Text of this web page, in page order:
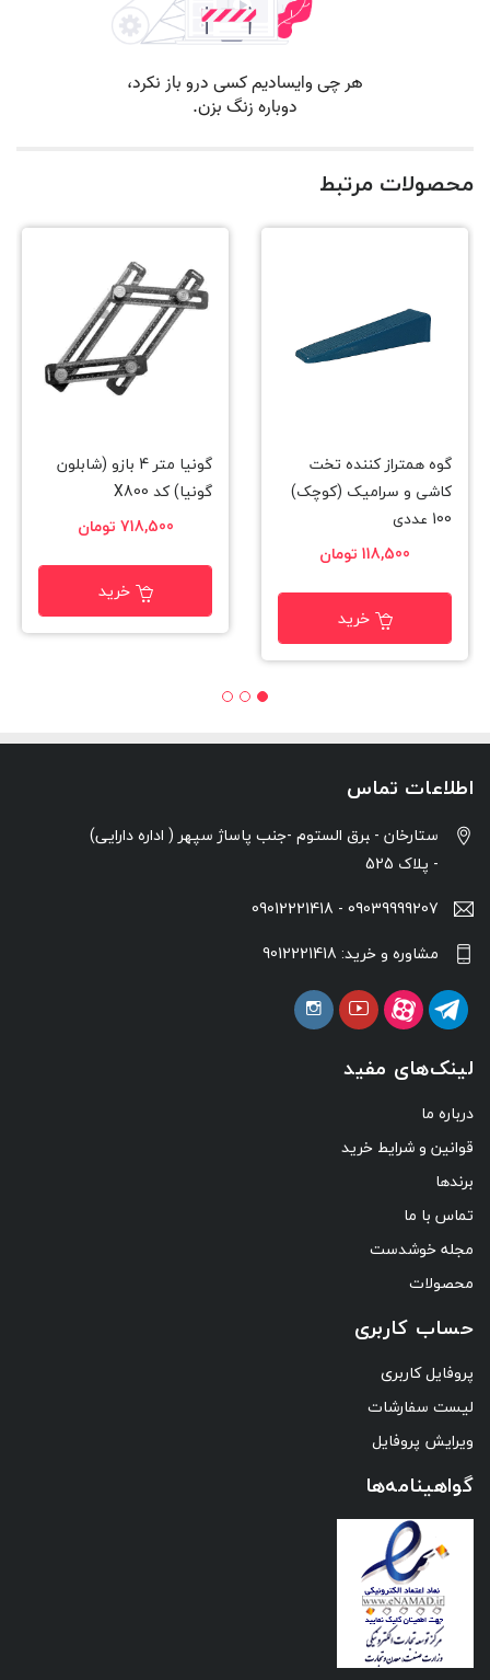
محصولات مرتبط
گوه همتراز کننده تخت
کاشی و سرامیک (کوچک)
100 عددی
118,500 تومان
خرید
گونیا متر 4 بازو (شابلون
گونیا) کد X800
718,500 تومان
خرید
اطلاعات تماس
ستارخان - ‍برق الستوم -جنب پاساژ سپهر ( اداره دارایی)
- پلاک 525
09039999207 - 09012221418
مشاوره و خرید: 9012221418
لینک‌های مفید
درباره ما
قوانین و شرایط خرید
برندها
تماس با ما
مجله خوشدست
محصولات
حساب کاربری
پروفایل کاربری
لیست سفارشات
ویرایش پروفایل
گواهینامه‌ها